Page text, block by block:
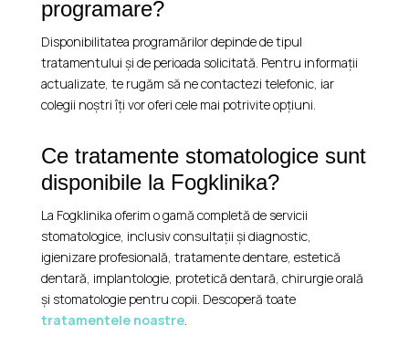
programare?
Disponibilitatea programărilor depinde de tipul
tratamentului și de perioada solicitată. Pentru informații
actualizate, te rugăm să ne contactezi telefonic, iar
colegii noștri îți vor oferi cele mai potrivite opțiuni.
Ce tratamente stomatologice sunt
disponibile la Fogklinika?
La Fogklinika oferim o gamă completă de servicii
stomatologice, inclusiv consultații și diagnostic,
igienizare profesională, tratamente dentare, estetică
dentară, implantologie, protetică dentară, chirurgie orală
și stomatologie pentru copii. Descoperă toate
tratamentele noastre.